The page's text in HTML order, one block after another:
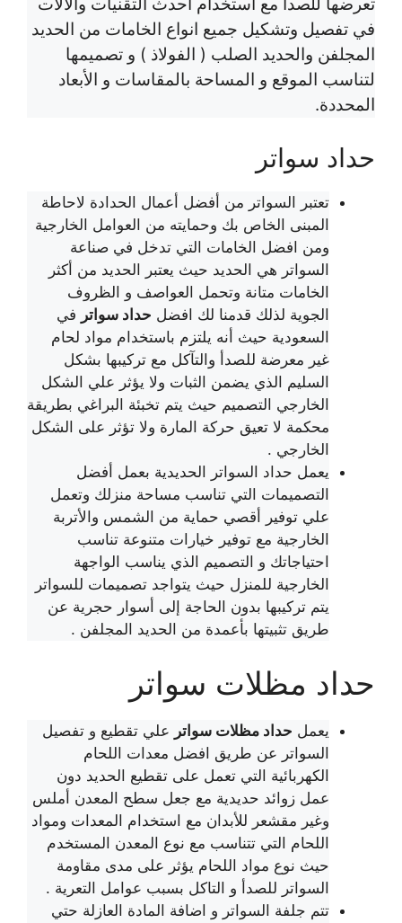
في تفصيل وتشكيل جميع انواع الخامات من الحديد
المجلفن والحديد الصلب ( الفولاذ ) و تصميمها
لتناسب الموقع و المساحة بالمقاسات و الأبعاد
المحددة.
حداد سواتر
تعتبر السواتر من أفضل أعمال الحدادة لاحاطة
المبنى الخاص بك وحمايته من العوامل الخارجية
ومن افضل الخامات التي تدخل في صناعة
السواتر هي الحديد حيث يعتبر الحديد من أكثر
الخامات متانة وتحمل العواصف و الظروف
الجوية لذلك قدمنا لك افضل حداد سواتر في
السعودية حيث أنه يلتزم باستخدام مواد لحام
غير معرضة للصدأ والتآكل مع تركيبها بشكل
السليم الذي يضمن الثبات ولا يؤثر علي الشكل
الخارجي التصميم حيث يتم تخبئة البراغي بطريقة
محكمة لا تعيق حركة المارة ولا تؤثر على الشكل
الخارجي .
يعمل حداد السواتر الحديدية بعمل أفضل
التصميمات التي تناسب مساحة منزلك وتعمل
علي توفير أقصي حماية من الشمس والأتربة
الخارجية مع توفير خيارات متنوعة تناسب
احتياجاتك و التصميم الذي يناسب الواجهة
الخارجية للمنزل حيث يتواجد تصميمات للسواتر
يتم تركيبها بدون الحاجة إلى أسوار حجرية عن
طريق تثبيتها بأعمدة من الحديد المجلفن .
حداد مظلات سواتر
يعمل حداد مظلات سواتر علي تقطيع و تفصيل
السواتر عن طريق افضل معدات اللحام
الكهربائية التي تعمل على تقطيع الحديد دون
عمل زوائد حديدية مع جعل سطح المعدن أملس
وغير مقشعر للأبدان مع استخدام المعدات ومواد
اللحام التي تتناسب مع نوع المعدن المستخدم
حيث نوع مواد اللحام يؤثر على مدى مقاومة
السواتر للصدأ و التاكل بسبب عوامل التعرية .
تتم جلفة السواتر و اضافة المادة العازلة حتي